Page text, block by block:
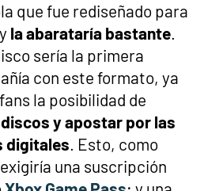
que fue rediseñado para
la abarataría bastante.
sería la primera
con este formato, ya
la posibilidad de
y apostar por las
digitales. Esto, como
una suscripción